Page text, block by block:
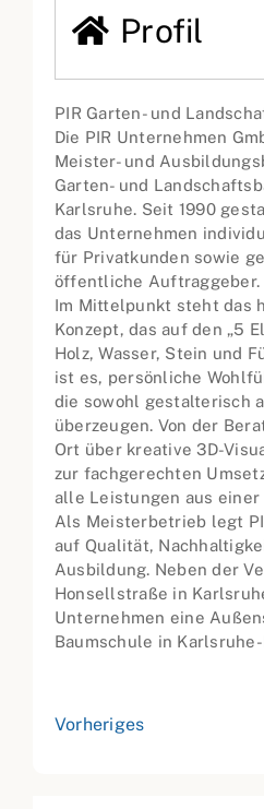
Profil
PIR Garten- und
Die PIR Unternehmen
Meister- und
Garten- und
Karlsruhe. Seit 1990
das Unternehmen
für Privatkunden sowie
öffentliche Auftraggeber.
Im Mittelpunkt steht das
Konzept, das auf den „5
Holz, Wasser, Stein und
ist es, persönliche
die sowohl gestalterisch
überzeugen. Von der
Ort über kreative 3D-
zur fachgerechten
alle Leistungen aus einer
Als Meisterbetrieb legt
auf Qualität,
Ausbildung. Neben der
Honsellstraße in
Unternehmen eine
Baumschule in
Vorheriges